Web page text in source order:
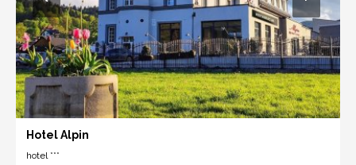
Hotel Alpin
hotel ***